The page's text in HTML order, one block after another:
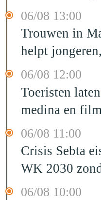
06/08 13:00
Trouwen in
helpt
06/08 12:00
Toeristen
medina en
06/08 11:00
Crisis Sebta
WK 2030
06/08 10:00